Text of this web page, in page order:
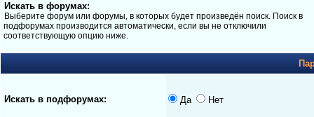
Искать в форумах:
Выберите форум или форумы, в которых будет произведён поиск. Поиск в
подфорумах производится автоматически, если вы не отключили
соответствующую опцию ниже.
Искать в подфорумах: Да Нет